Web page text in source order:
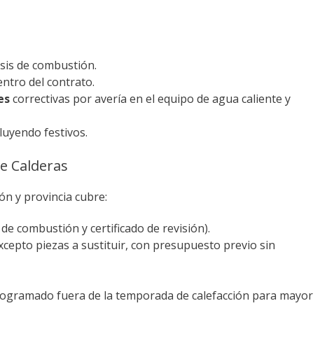
de combustión.
del contrato.
correctivas por avería en el equipo de agua caliente y
festivos.
Calderas
y provincia cubre:
combustión y certificado de revisión).
piezas a sustituir, con presupuesto previo sin
fuera de la temporada de calefacción para mayor